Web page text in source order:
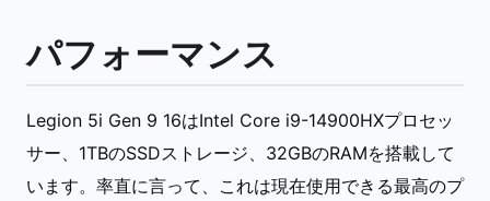
パフォーマンス
Legion 5i Gen 9 16はIntel Core i9-14900HXプロセッ
サー、1TBのSSDストレージ、32GBのRAMを搭載して
います。率直に言って、これは現在使用できる最高のプ